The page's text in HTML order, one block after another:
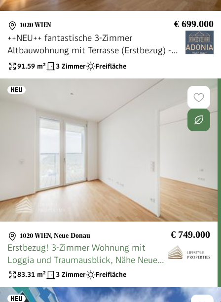
1020 WIEN € 699.000
++NEU++ fantastische 3-Zimmer
Altbauwohnung mit Terrasse (Erstbezug) -
TOPLAGE!
91.59 m² 3 Zimmer Freifläche
1020 WIEN, Neue Donau € 749.000
Erstbezug! 3-Zimmer Wohnung mit
Loggia und Traumausblick, Nähe Neue
Donau
83.31 m² 3 Zimmer Freifläche